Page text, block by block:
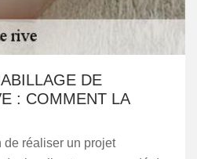
DE
: COMMENT LA
de réaliser un projet